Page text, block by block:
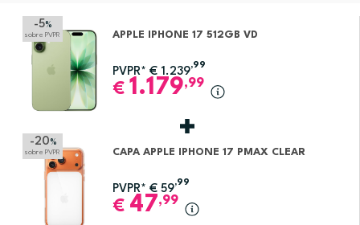
-5%
sobre PVPR APPLE IPHONE 17 512GB VD
PVPR* € 1.239
,99
€ 1.179,99
-20 %
sobre PVPR CAPA APPLE IPHONE 17 PMAX CLEAR
PVPR* € 59
,99
€ 47,99